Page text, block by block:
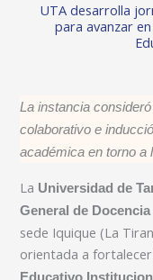
UTA desarrolla
para avanzar
La instancia
colaborativo e
académica en torno a
La Universidad de
General de
sede Iquique (La
orientada a
Educativo